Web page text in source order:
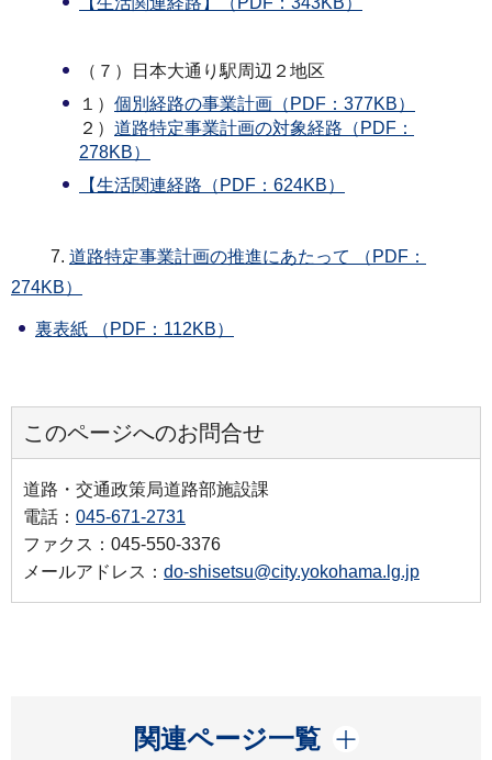
（７）日本大通り駅周辺２地区
１） 個別経路の事業計画（PDF：377KB）
２） 道路特定事業計画の対象経路（PDF：
278KB）
【生活関連経路（PDF：624KB）
7. 道路特定事業計画の推進にあたって （PDF：
274KB）
裏表紙 （PDF：112KB）
このページへのお問合せ
道路・交通政策局道路部施設課
電話： 045-671-2731
ファクス：045-550-3376
メールアドレス： do-shisetsu@city.yokohama.lg.jp
関連ページ一覧
開く